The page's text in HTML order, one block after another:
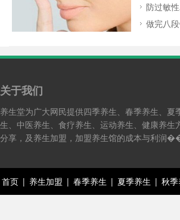
防过敏
做完八
关于我们
养生堂为广大网民提供四季养生、春季养生、
生、中医养生、食疗养生、运动养生、健康养
分享，及养生加盟，加盟养生馆的成本与利润
首页 | 养生加盟 | 春季养生 | 夏季养生 | 秋